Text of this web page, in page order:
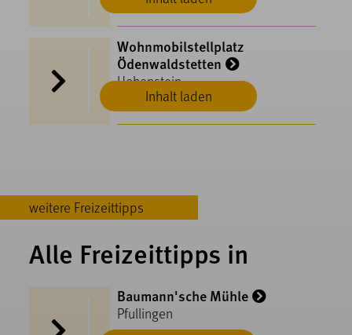
Inhalt laden
Wohnmobilstellplatz
Ödenwaldstetten
Hohenstein
weitere Freizeittipps
Alle Freizeittipps in
Baumann'sche Mühle
Pfullingen